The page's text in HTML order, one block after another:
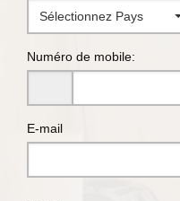
Sélectionnez Pays
Numéro de mobile:
E-mail